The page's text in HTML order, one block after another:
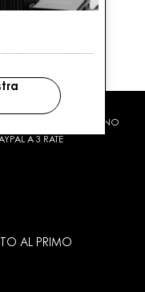
CREDITO CONTRASSEGNO
A 3 RATE
AL PRIMO